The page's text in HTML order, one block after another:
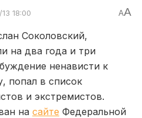
18:00 AA
Соколовский,
на два года и три
ненависти к
попал в список
и экстремистов.
на сайте Федеральной